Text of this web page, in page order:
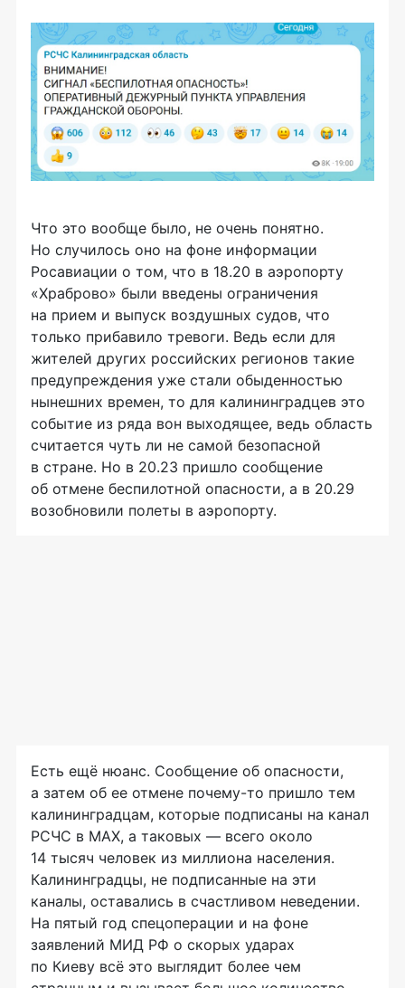
Что это вообще было, не очень понятно.
Но случилось оно на фоне информации
Росавиации о том, что в 18.20 в аэропорту
«Храброво» были введены ограничения
на прием и выпуск воздушных судов, что
только прибавило тревоги. Ведь если для
жителей других российских регионов такие
предупреждения уже стали обыденностью
нынешних времен, то для калининградцев это
событие из ряда вон выходящее, ведь область
считается чуть ли не самой безопасной
в стране. Но в 20.23 пришло сообщение
об отмене беспилотной опасности, а в 20.29
возобновили полеты в аэропорту.
Есть ещё нюанс. Сообщение об опасности,
а затем об ее отмене почему-то пришло тем
калининградцам, которые подписаны на канал
РСЧС в МАХ, а таковых — всего около
14 тысяч человек из миллиона населения.
Калининградцы, не подписанные на эти
каналы, оставались в счастливом неведении.
На пятый год спецоперации и на фоне
заявлений МИД РФ о скорых ударах
по Киеву всё это выглядит более чем